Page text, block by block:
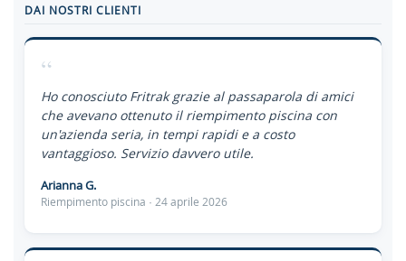
DAI NOSTRI CLIENTI
“
Ho conosciuto Fritrak grazie al passaparola di amici
che avevano ottenuto il riempimento piscina con
un'azienda seria, in tempi rapidi e a costo
vantaggioso. Servizio davvero utile.
Arianna G.
Riempimento piscina · 24 aprile 2026